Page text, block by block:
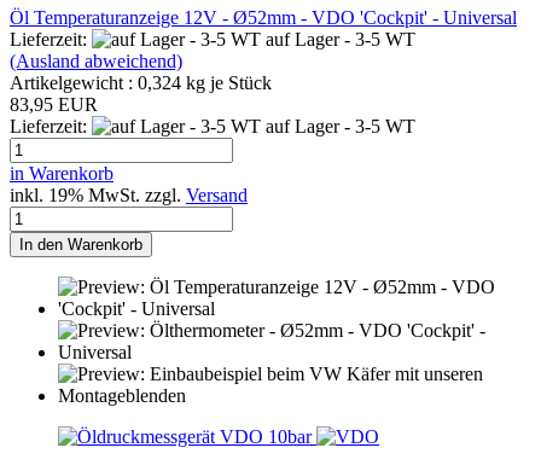
Öl Temperaturanzeige 12V - Ø52mm - VDO 'Cockpit' - Universal
Lieferzeit:
auf Lager - 3-5 WT
(Ausland abweichend)
Artikelgewicht : 0,324 kg je Stück
83,95 EUR
Lieferzeit:
auf Lager - 3-5 WT
in Warenkorb
inkl. 19% MwSt. zzgl. Versand
In den Warenkorb